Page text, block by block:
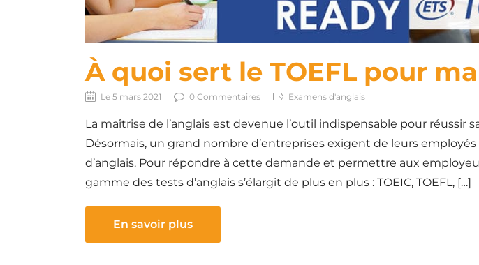
À quoi sert le TOEFL pour
Le 5 mars 2021 0 Commentaires Examens d'anglais
La maîtrise de l’anglais est devenue l’outil indispensable pour réussir
Désormais, un grand nombre d’entreprises exigent de leurs
d’anglais. Pour répondre à cette demande et permettre aux
gamme des tests d’anglais s’élargit de plus en plus : TOEIC, TOEFL, […]
En savoir plus